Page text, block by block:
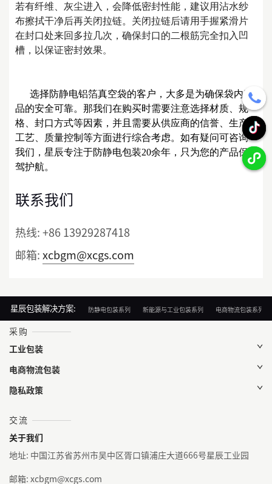
若有纤维、灰尘进入，会降低密封性能，建议用沾水纱
布擦拭干净后再关闭拉链。关闭拉链后请用手握紧滑片
在封口处来回多拉几次，确保封口的二根筋完全扣入凹
槽，以保证密封效果。
选择防静电铝箔真空袋的客户，大多是为确保袋内产
品的安全可靠。那我们在购买时需要注意选择材质、规
格、封口方式等因素，并且需要从供应商的信誉、生产
工艺、质量控制等方面进行综合考虑。如有疑问可咨询
我们，星辰专注于防静电包装20余年，只为您的产品保
驾护航。
联系我们
热线:+86 13929287418
邮箱:xcbgm@xcgs.com
星辰包装解决方案: 防静电包装系列 新能源与工业包装系列 电商物流包装系列
采购
工业包装
电商物流包装
隐私政策
交流
关于我们
地址: 中国江苏省苏州市吴中区胥口镇浦庄大道666号星辰工业园
邮箱: xcbgm@xcgs.com